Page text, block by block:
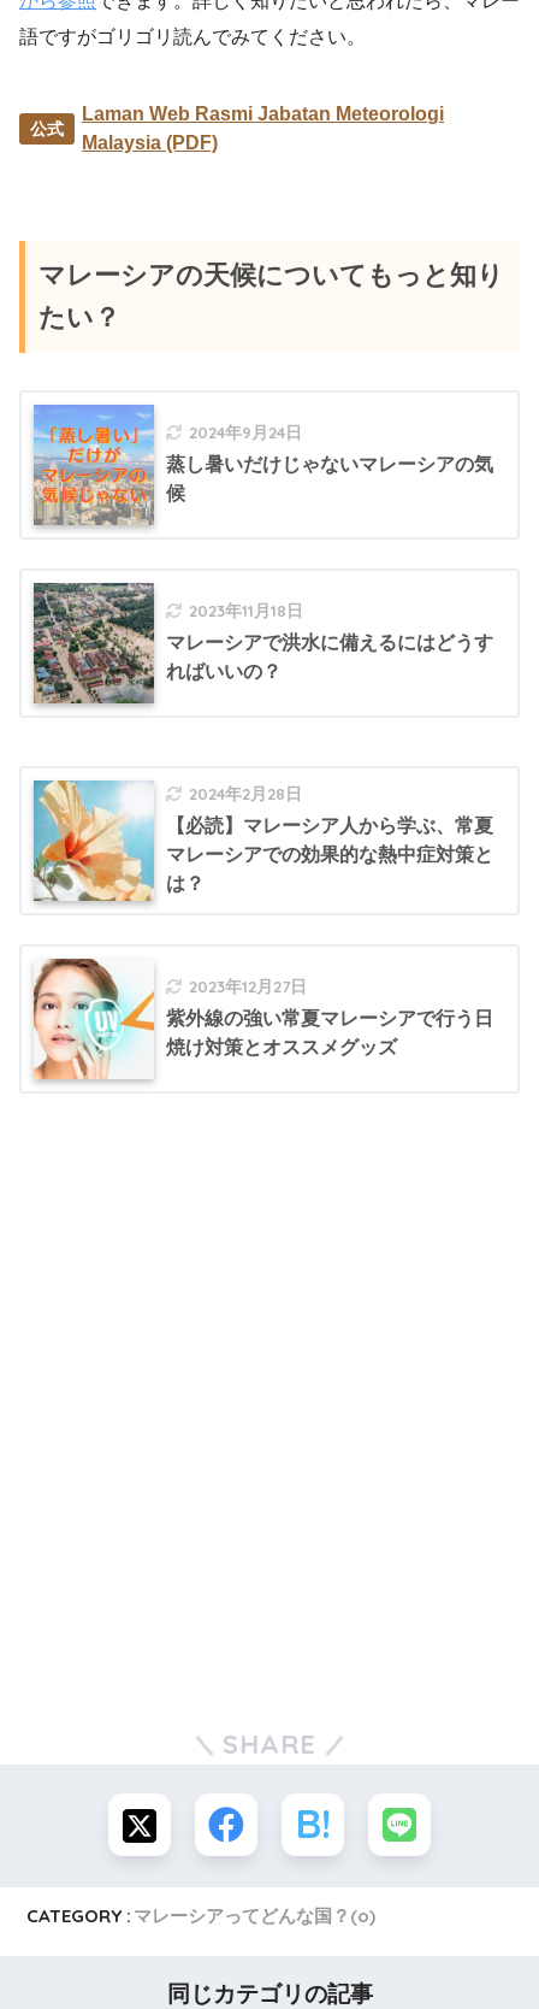
語ですがゴリゴリ読んでみてください。
Laman Web Rasmi Jabatan Meteorologi
Malaysia (PDF)
マレーシアの天候についてもっと知り
たい？
2024年9月24日
蒸し暑いだけじゃないマレーシアの気
候
2023年11月18日
マレーシアで洪水に備えるにはどうす
ればいいの？
2024年2月28日
【必読】マレーシア人から学ぶ、常夏
マレーシアでの効果的な熱中症対策と
は？
2023年12月27日
紫外線の強い常夏マレーシアで行う日
焼け対策とオススメグッズ
SHARE
CATEGORY : マレーシアってどんな国？(o)
同じカテゴリの記事